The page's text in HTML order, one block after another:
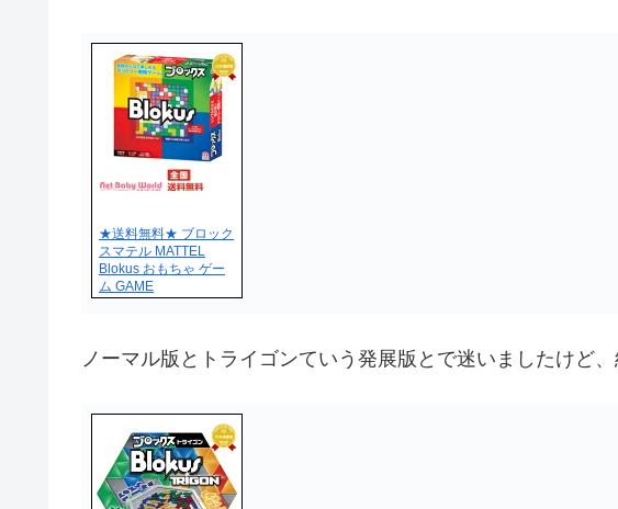
★送料無料★ ブロック
スマテル MATTEL
Blokus おもちゃ ゲー
ム GAME
ノーマル版とトライゴンていう発展版とで迷いましたけど